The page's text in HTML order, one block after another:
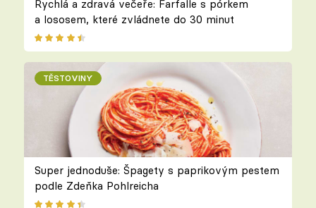
Rychlá a zdravá večeře: Farfalle s pórkem
a lososem, které zvládnete do 30 minut
TĚSTOVINY
Super jednoduše: Špagety s paprikovým pestem
podle Zdeňka Pohlreicha